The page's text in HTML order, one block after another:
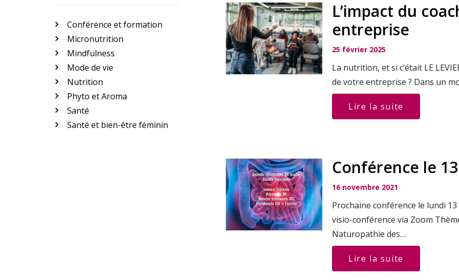
Conférence et formation
Micronutrition
Mindfulness
Mode de vie
Nutrition
Phyto et Aroma
Santé
Santé et bien-être féminin
L’impact du
entreprise
25 février 2025
La nutrition, et si c’était LE
de votre entreprise ? Dans un
Lire la suite
Conférence le
16 novembre 2021
Prochaine conférence le lundi 13
visio-conférence via Zoom
Naturopathie des…
Lire la suite